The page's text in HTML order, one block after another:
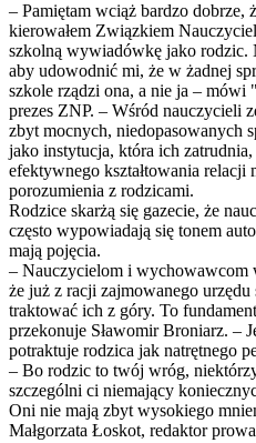
– Pamiętam wciąż bardzo dobrze,
kierowałem Związkiem
szkolną wywiadówkę jako rodzic.
aby udowodnić mi, że w żadnej
szkole rządzi ona, a nie ja – mówi
prezes ZNP. – Wśród nauczycieli
zbyt mocnych, niedopasowanych
jako instytucja, która ich
efektywnego kształtowania
porozumienia z rodzicami.
Rodzice skarżą się gazecie, że
często wypowiadają się tonem
mają pojęcia.
– Nauczycielom i wychowawcom
że już z racji zajmowanego
traktować ich z góry. To
przekonuje Sławomir Broniarz. –
potraktuje rodzica jak natrętnego
– Bo rodzic to twój wróg,
szczególni ci niemający
Oni nie mają zbyt wysokiego
Małgorzata Łoskot, redaktor